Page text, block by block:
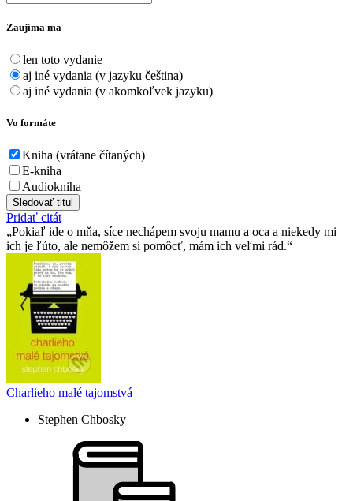
Zaujíma ma
len toto vydanie
aj iné vydania (v jazyku čeština)
aj iné vydania (v akomkoľvek jazyku)
Vo formáte
Kniha (vrátane čítaných)
E-kniha
Audiokniha
Sledovať titul
Pridať citát
Pokiaľ ide o mňa, síce nechápem svoju mamu a oca a niekedy mi
ich je ľúto, ale nemôžem si pomôcť, mám ich veľmi rád.
Charlieho malé tajomstvá
Stephen Chbosky